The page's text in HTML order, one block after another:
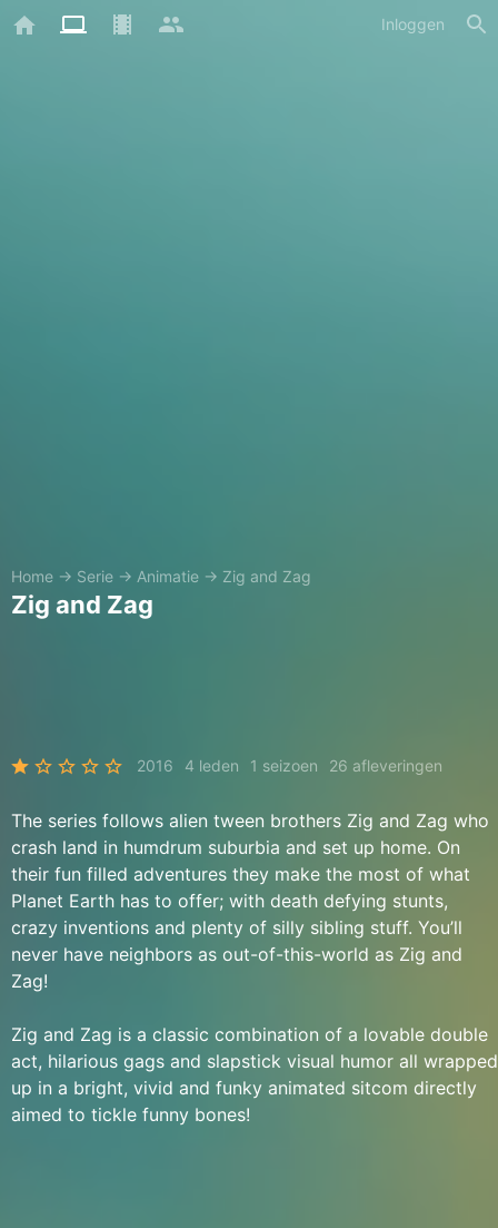
Inloggen
Home → Serie → Animatie → Zig and Zag
Zig and Zag
2016 4 leden 1 seizoen 26 afleveringen
The series follows alien tween brothers Zig and Zag who
crash land in humdrum suburbia and set up home. On
their fun filled adventures they make the most of what
Planet Earth has to offer; with death defying stunts,
crazy inventions and plenty of silly sibling stuff. You’ll
never have neighbors as out-of-this-world as Zig and
Zag!
Zig and Zag is a classic combination of a lovable double
act, hilarious gags and slapstick visual humor all wrapped
up in a bright, vivid and funky animated sitcom directly
aimed to tickle funny bones!